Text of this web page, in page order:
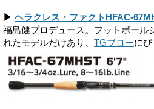
▶ ヘラクレス・ファクトHFAC-
福島健プロデュース。フットボール
れたモデルだけあり、 TGブローにぴ